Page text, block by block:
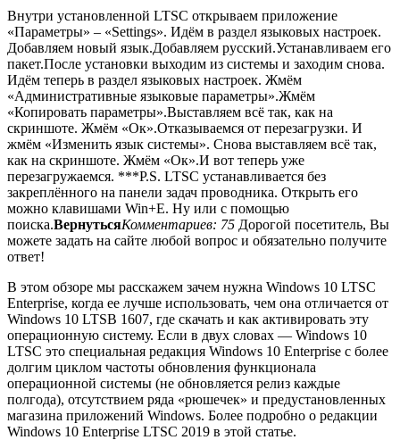
Внутри установленной LTSC открываем приложение
«Параметры» – «Settings». Идём в раздел языковых настроек.
Добавляем новый язык.Добавляем русский.Устанавливаем его
пакет.После установки выходим из системы и заходим снова.
Идём теперь в раздел языковых настроек. Жмём
«Административные языковые параметры».Жмём
«Копировать параметры».Выставляем всё так, как на
скриншоте. Жмём «Ок».Отказываемся от перезагрузки. И
жмём «Изменить язык системы». Снова выставляем всё так,
как на скриншоте. Жмём «Ок».И вот теперь уже
перезагружаемся. ***P.S. LTSC устанавливается без
закреплённого на панели задач проводника. Открыть его
можно клавишами Win+E. Ну или с помощью
поиска.ВернутьсяКомментариев: 75 Дорогой посетитель, Вы
можете задать на сайте любой вопрос и обязательно получите
ответ!
В этом обзоре мы расскажем зачем нужна Windows 10 LTSC
Enterprise, когда ее лучше использовать, чем она отличается от
Windows 10 LTSB 1607, где скачать и как активировать эту
операционную систему. Если в двух словах — Windows 10
LTSС это специальная редакция Windows 10 Enterprise с более
долгим циклом частоты обновления функционала
операционной системы (не обновляется релиз каждые
полгода), отсутствием ряда «рюшечек» и предустановленных
магазина приложений Windows. Более подробно о редакции
Windows 10 Enterprise LTSC 2019 в этой статье.